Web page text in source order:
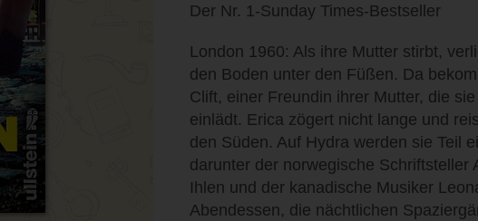
Der Nr. 1-Sunday Times-Bestseller
London 1960: Als ihre Mutter stirbt,
den Boden unter den Füßen. Da
Clift, einer Freundin ihrer Mutter, die
einlädt. Erica zögert nicht lange und
den Süden. Auf Hydra werden sie Teil
darunter der norwegische Schriftsteller
Ihlen und der kanadische Musiker
Abendessen, die nächtlichen